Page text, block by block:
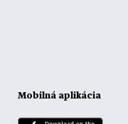
Mobilná aplikácia